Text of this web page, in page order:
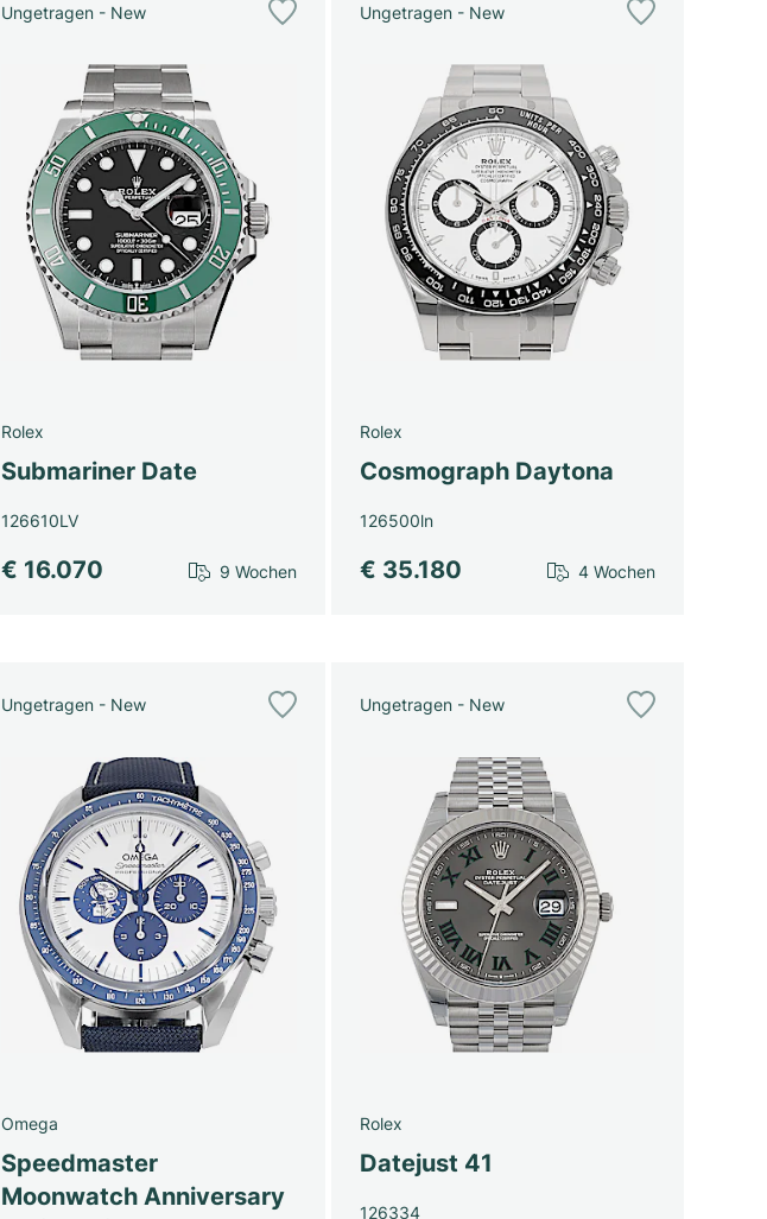
Ungetragen - New
Rolex
Submariner Date
126610LV
€ 16.070 9 Wochen
Ungetragen - New
Rolex
Cosmograph Daytona
126500ln
€ 35.180 4 Wochen
Ungetragen - New
Omega
Speedmaster
Moonwatch Anniversary
Ungetragen - New
Rolex
Datejust 41
126334